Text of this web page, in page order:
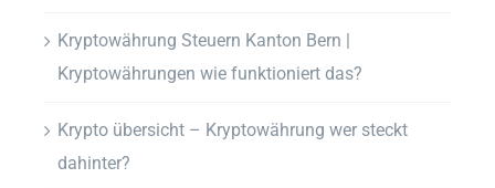
Kryptowährung Steuern Kanton Bern |
Kryptowährungen wie funktioniert das?
Krypto übersicht – Kryptowährung wer steckt
dahinter?